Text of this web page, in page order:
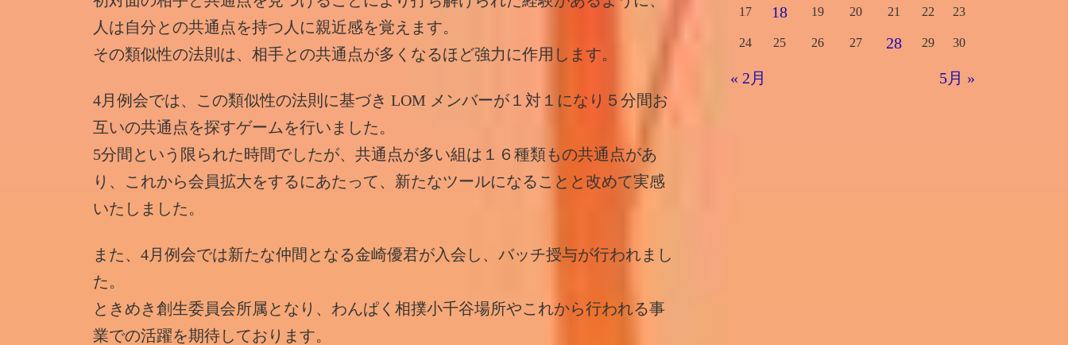
人は自分との共通点を持つ人に親近感を覚えます。
その類似性の法則は、相手との共通点が多くなるほど強力に作用します。
4月例会では、この類似性の法則に基づき LOM メンバーが１対１になり５分間お
互いの共通点を探すゲームを行いました。
5分間という限られた時間でしたが、共通点が多い組は１６種類もの共通点があ
り、これから会員拡大をするにあたって、新たなツールになることと改めて実感
いたしました。
また、4月例会では新たな仲間となる金崎優君が入会し、バッチ授与が行われまし
た。
ときめき創生委員会所属となり、わんぱく相撲小千谷場所やこれから行われる事
業での活躍を期待しております。
17 18 19 20 21 22 23
24 25 26 27 28 29 30
« 2月 5月 »